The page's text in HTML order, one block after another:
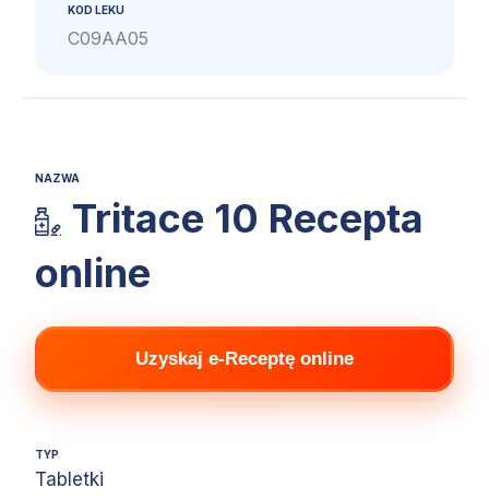
KOD LEKU
C09AA05
NAZWA
Tritace 10 Recepta
online
Uzyskaj e-Receptę online
TYP
Tabletki